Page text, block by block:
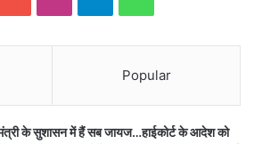
Popular
के सुशासन में हैं सब जायज…हाईकोर्ट के आदेश को